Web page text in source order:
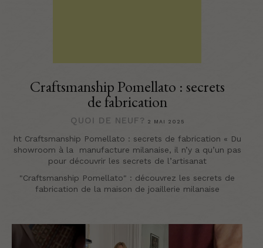
Craftsmanship Pomellato : secrets
de fabrication
QUOI DE NEUF? 2 MAI 2025
ht Craftsmanship Pomellato : secrets de fabrication « Du
showroom à la manufacture milanaise, il n’y a qu’un pas
pour découvrir les secrets de l’artisanat
"Craftsmanship Pomellato" : découvrez les secrets de
fabrication de la maison de joaillerie milanaise